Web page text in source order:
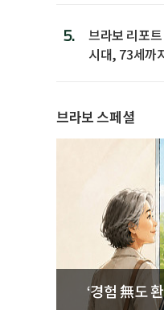
5.
브라보 리포
시대, 73세까
브라보 스페셜
‘경험 無도 환